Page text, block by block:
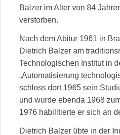
Balzer im Alter von 84
verstorben.
Nach dem Abitur 1961 in
Dietrich Balzer am
Technologischen Institut in
„Automatisierung
schloss dort 1965 sein
und wurde ebenda 1968
1976 habilitierte er sich an
Dietrich Balzer übte in der